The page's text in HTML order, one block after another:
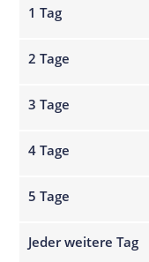
1 Tag
2 Tage
3 Tage
4 Tage
5 Tage
Jeder weitere Tag